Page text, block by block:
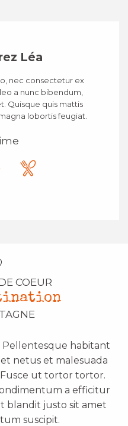
Léa
nec consectetur ex
a nunc bibendum,
Quisque quis mattis
lobortis feugiat.
COEUR
habitant
netus et malesuada
Fusce ut tortor tortor.
a efficitur
blandit justo sit amet
suscipit.